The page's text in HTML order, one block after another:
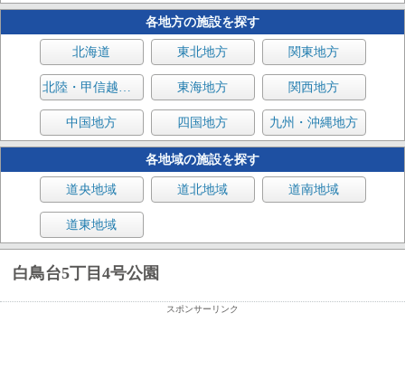
各地方の施設を探す
北海道 東北地方 関東地方
北陸・甲信越地方 東海地方 関西地方
中国地方 四国地方 九州・沖縄地方
各地域の施設を探す
道央地域 道北地域 道南地域
道東地域
白鳥台5丁目4号公園
スポンサーリンク